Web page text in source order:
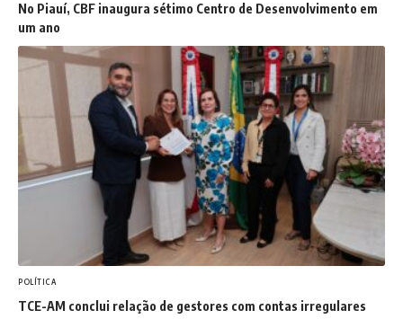
No Piauí, CBF inaugura sétimo Centro de Desenvolvimento em
um ano
POLÍTICA
TCE-AM conclui relação de gestores com contas irregulares